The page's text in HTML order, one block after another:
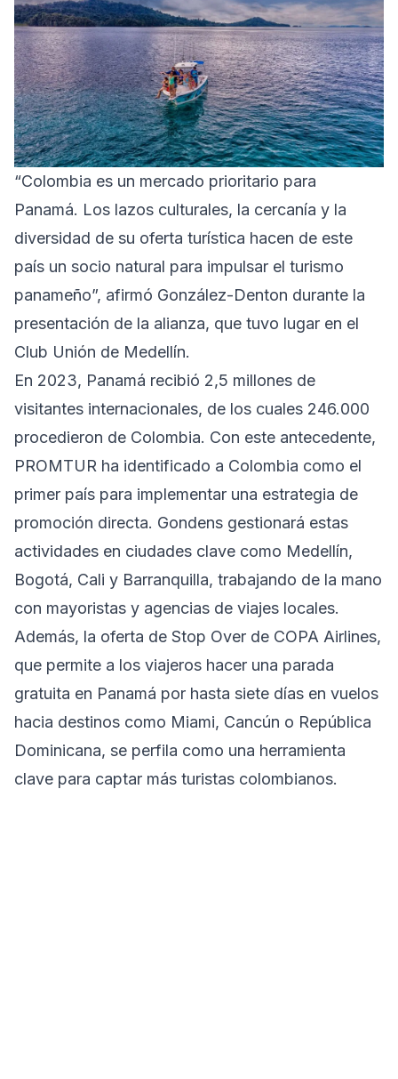
“Colombia es un mercado prioritario para
Panamá. Los lazos culturales, la cercanía y la
diversidad de su oferta turística hacen de este
país un socio natural para impulsar el turismo
panameño”, afirmó González-Denton durante la
presentación de la alianza, que tuvo lugar en el
Club Unión de Medellín.
En 2023, Panamá recibió 2,5 millones de
visitantes internacionales, de los cuales 246.000
procedieron de Colombia. Con este antecedente,
PROMTUR ha identificado a Colombia como el
primer país para implementar una estrategia de
promoción directa. Gondens gestionará estas
actividades en ciudades clave como Medellín,
Bogotá, Cali y Barranquilla, trabajando de la mano
con mayoristas y agencias de viajes locales.
Además, la oferta de Stop Over de COPA Airlines,
que permite a los viajeros hacer una parada
gratuita en Panamá por hasta siete días en vuelos
hacia destinos como Miami, Cancún o República
Dominicana, se perfila como una herramienta
clave para captar más turistas colombianos.